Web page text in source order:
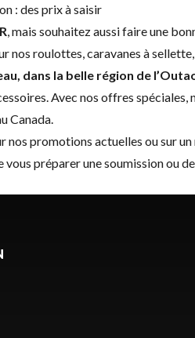
: des prix à saisir
, mais souhaitez aussi faire une
nos roulottes, caravanes à
dans la belle région de
. Avec nos offres
Canada.
nos promotions actuelles ou sur
préparer une soumission ou